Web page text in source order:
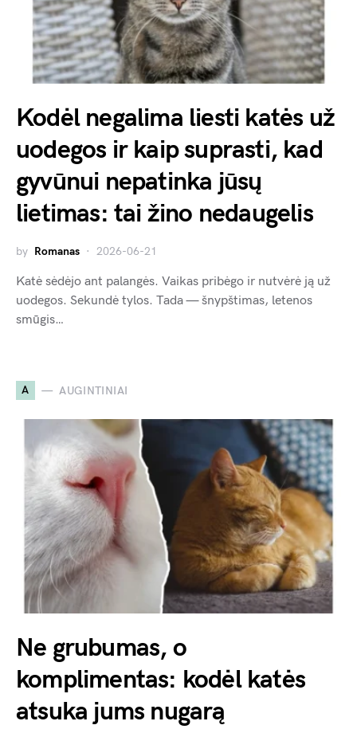
Kodėl negalima liesti katės už
uodegos ir kaip suprasti, kad
gyvūnui nepatinka jūsų
lietimas: tai žino nedaugelis
by Romanas 2026-06-21
Katė sėdėjo ant palangės. Vaikas pribėgo ir nutvėrė ją už
uodegos. Sekundė tylos. Tada — šnypštimas, letenos
smūgis…
A AUGINTINIAI
Ne grubumas, o
komplimentas: kodėl katės
atsuka jums nugarą